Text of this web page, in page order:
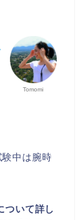
Tomomi
中は腕時
ついて詳し